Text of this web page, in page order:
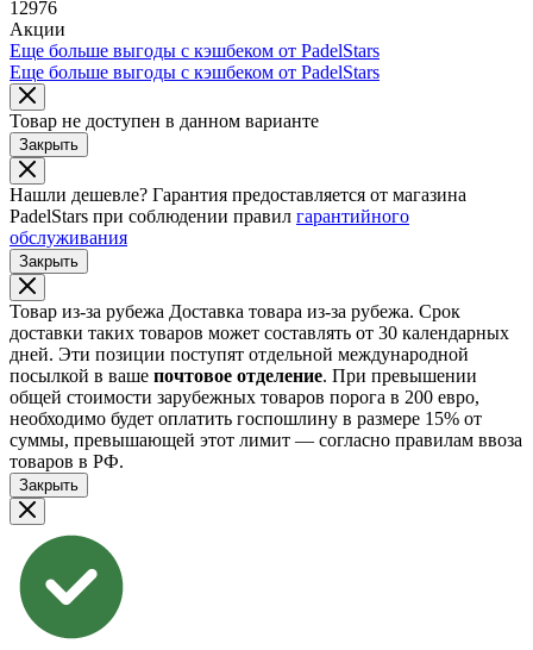
12976
Акции
Еще больше выгоды с кэшбеком от PadelStars
Еще больше выгоды с кэшбеком от PadelStars
Товар не доступен в данном варианте
Закрыть
Нашли дешевле? Гарантия предоставляется от магазина
PadelStars при соблюдении правил гарантийного
обслуживания
Закрыть
Товар из-за рубежа Доставка товара из-за рубежа. Срок
доставки таких товаров может составлять от 30 календарных
дней. Эти позиции поступят отдельной международной
посылкой в ваше почтовое отделение. При превышении
общей стоимости зарубежных товаров порога в 200 евро,
необходимо будет оплатить госпошлину в размере 15% от
суммы, превышающей этот лимит — согласно правилам ввоза
товаров в РФ.
Закрыть